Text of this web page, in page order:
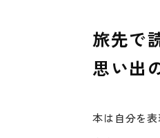
旅先で
思い出
本は自分を表